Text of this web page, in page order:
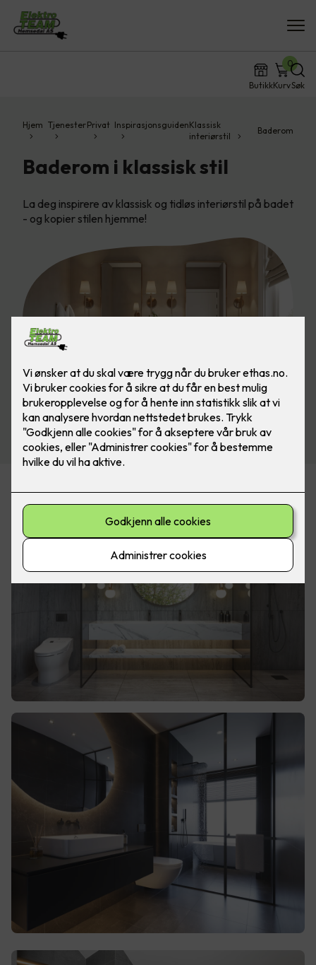
ButikkKurv
0
Søk
Hjem TjenesterPrivat InspirasjonsguidenKlassisk
interiørstil
Baderom
Baderom i klassisk stil
La deg inspirere av klassisk og tidløs interiørstil på badet
- og kopier stilen hjemme!